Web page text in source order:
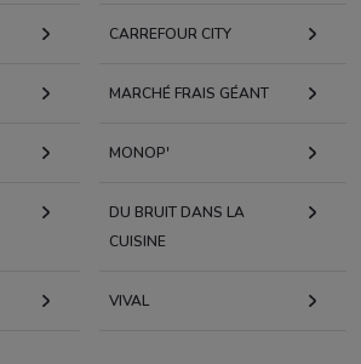
CARREFOUR CITY
MARCHÉ FRAIS GÉANT
MONOP'
DU BRUIT DANS LA
CUISINE
VIVAL